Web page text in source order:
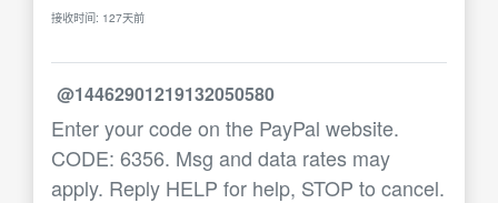
接收时间: 127天前
@14462901219132050580
Enter your code on the PayPal website.
CODE: 6356. Msg and data rates may
apply. Reply HELP for help, STOP to cancel.